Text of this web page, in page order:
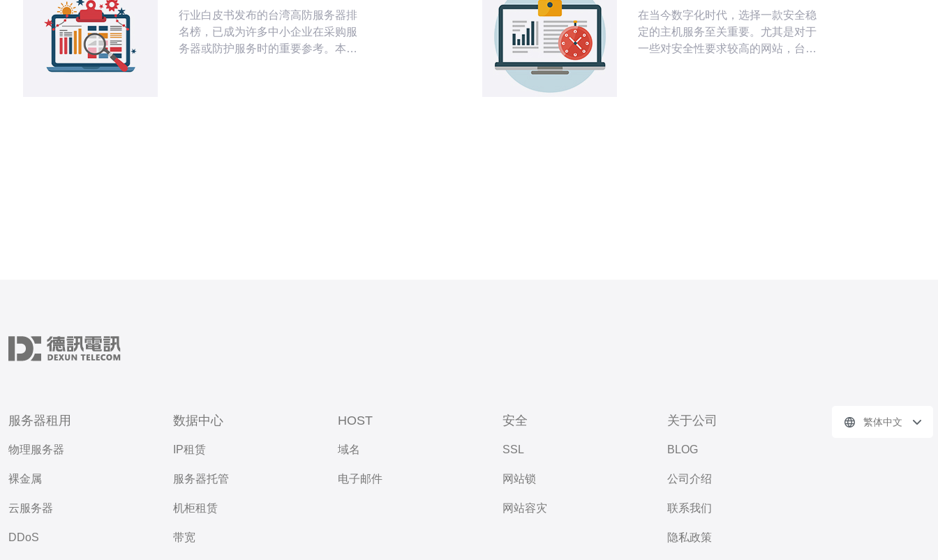
效抵御DD
策
行业白皮书发布的台湾高防服务器排
名榜，已成为许多中小企业在采购服
务器或防护服务时的重要参考。本文
在当今数字化时代，选择一款安全稳
定的主机服务至关重要。尤其是对于
一些对安全性要求较高的网站，台湾
服务器租用
物理服务器
裸金属
云服务器
DDoS
数据中心
IP租赁
服务器托管
机柜租赁
带宽
HOST
域名
电子邮件
安全
SSL
网站锁
网站容灾
关于公司
BLOG
公司介绍
联系我们
隐私政策
繁体中文